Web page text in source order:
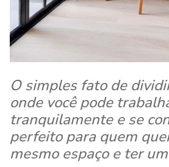
O simples fato de
onde você pode
tranquilamente e se
perfeito para quem
mesmo espaço e ter